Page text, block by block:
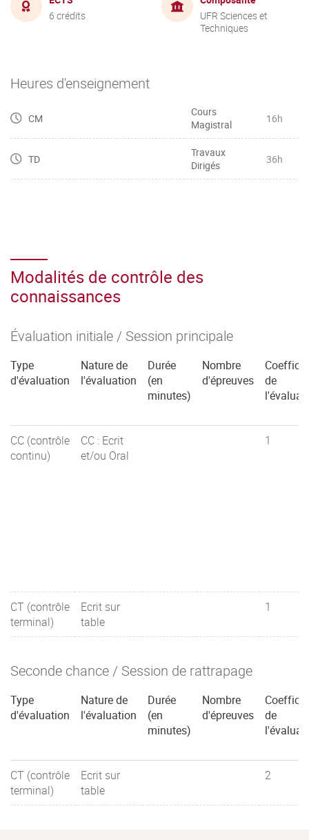
6 crédits
UFR Sciences et
Techniques
Heures d'enseignement
CM
Cours
Magistral
16h
TD
Travaux
Dirigés
36h
Modalités de contrôle des
connaissances
Évaluation initiale / Session principale
Type
d'évaluation
Nature de
l'évaluation
Durée
(en
minutes)
Nombre
d'épreuves
de
CC (contrôle
continu)
CC : Ecrit
et/ou Oral
1
CT (contrôle
terminal)
Ecrit sur
table
1
Seconde chance / Session de rattrapage
Type
d'évaluation
Nature de
l'évaluation
Durée
(en
minutes)
Nombre
d'épreuves
de
CT (contrôle
terminal)
Ecrit sur
table
2